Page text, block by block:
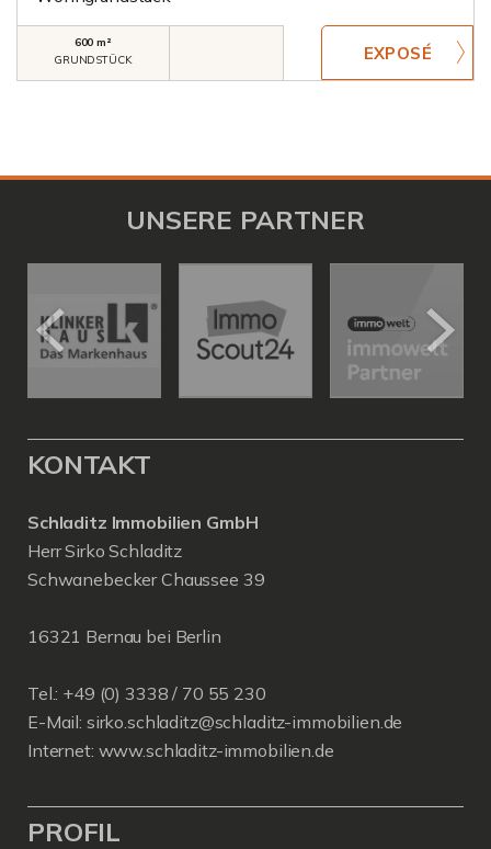
600 m²
GRUNDSTÜCK
UNSERE PARTNER
KONTAKT
Schladitz Immobilien GmbH
Herr Sirko Schladitz
Schwanebecker Chaussee 39
16321 Bernau bei Berlin
Tel.: +49 (0) 3338 / 70 55 230
E-Mail: sirko.schladitz@schladitz-immobilien.de
Internet: www.schladitz-immobilien.de
PROFIL